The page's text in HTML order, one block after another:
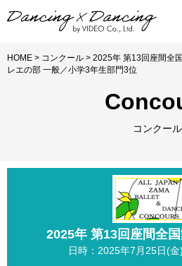
HOME > コンクール > 2025年 第13回座間全
レエの部 一般／小学3年生部門3位
コンクール
2025年 第13回座間全
日時：2025年7月25日(